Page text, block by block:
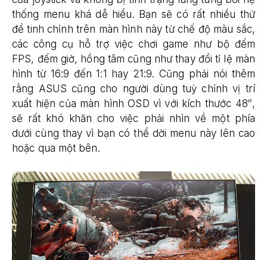
thống menu khá dễ hiểu. Bạn sẽ có rất nhiều thứ
để tinh chỉnh trên màn hình này từ chế độ màu sắc,
các công cụ hỗ trợ việc chơi game như bộ đếm
FPS, đếm giờ, hồng tâm cũng như thay đổi tỉ lệ màn
hình từ 16:9 đến 1:1 hay 21:9. Cũng phải nói thêm
rằng ASUS cũng cho người dùng tuỳ chỉnh vị trí
xuất hiện của màn hình OSD vì với kích thước 48″,
sẽ rất khó khăn cho việc phải nhìn về một phía
dưới cùng thay vì bạn có thể dời menu này lên cao
hoặc qua một bên.